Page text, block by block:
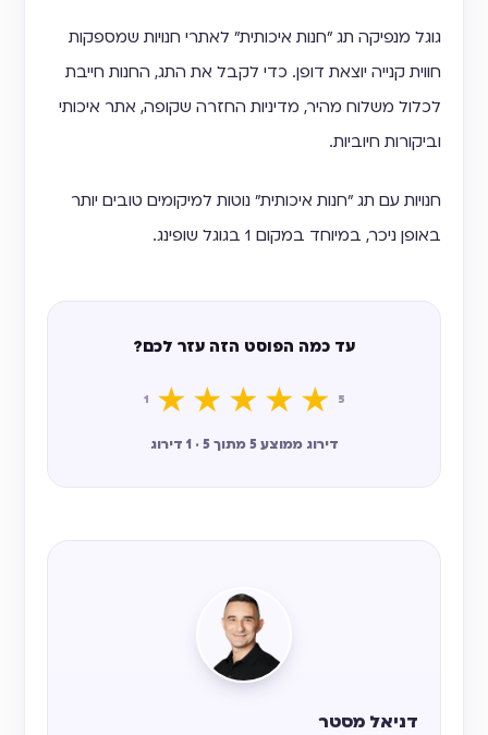
גוגל מנפיקה תג "חנות איכותית" לאתרי חנויות שמספקות
חווית קנייה יוצאת דופן. כדי לקבל את התג, החנות חייבת
לכלול משלוח מהיר, מדיניות החזרה שקופה, אתר איכותי
וביקורות חיוביות.
חנויות עם תג "חנות איכותית" נוטות למיקומים טובים יותר
באופן ניכר, במיוחד במקום 1 בגוגל שופינג.
עד כמה הפוסט הזה עזר לכם?
1 ★★★★
דירוג ממוצע 5 מתוך 5 · 1 דירוג
דניאל מסטר